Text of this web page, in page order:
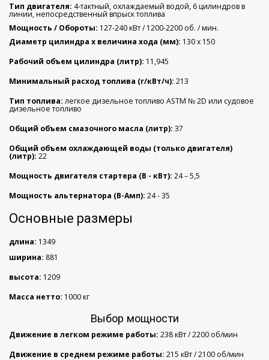
Тип двигателя: 4-тактный, охлаждаемый водой, 6 цилиндров в
линии, непосредственный впрыск топлива
Мощность / Обороты: 127-240 кВт / 1200-2200 об. / мин.
Диаметр цилиндра х величина хода (мм): 130 х 150
Рабочий объем цилиндра (литр): 11,945
Минимальный расход топлива (г/кВт/ч): 213
Тип топлива: легкое дизельное топливо ASTM № 2D или судовое
дизельное топливо
Общий объем смазочного масла (литр): 37
Общий объем охлаждающей воды (только двигателя)
(литр): 22
Мощность двигателя стартера (В - кВт): 24 – 5,5
Мощность альтернатора (В-Амп): 24 - 35
Основные размеры
длина: 1349
ширина: 881
высота: 1209
Масса нетто: 1000 кг
Выбор мощности
Движение в легком режиме работы: 238 кВт / 2200 об/мин
Движение в среднем режиме работы: 215 кВт / 2100 об/мин